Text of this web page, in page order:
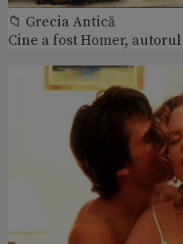
📁 Grecia Antică
Cine a fost Homer,